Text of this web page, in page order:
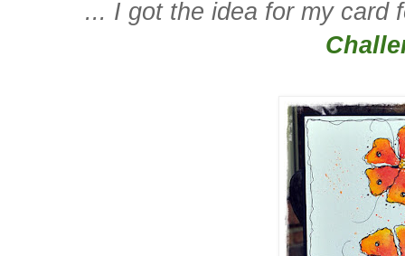
... I got the idea for my card